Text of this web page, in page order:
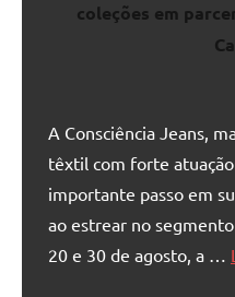
coleções em
A Consciência Jeans,
têxtil com forte
importante passo em
ao estrear no
20 e 30 de agosto, a …